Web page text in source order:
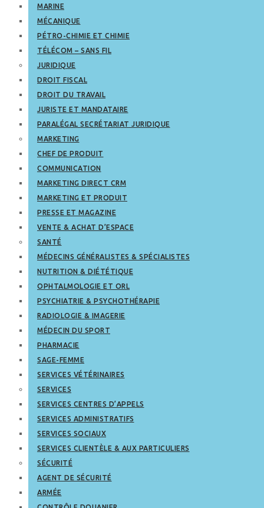
MARINE
MÉCANIQUE
PÉTRO-CHIMIE ET CHIMIE
TÉLÉCOM – SANS FIL
JURIDIQUE
DROIT FISCAL
DROIT DU TRAVAIL
JURISTE ET MANDATAIRE
PARALÉGAL SECRÉTARIAT JURIDIQUE
MARKETING
CHEF DE PRODUIT
COMMUNICATION
MARKETING DIRECT CRM
MARKETING ET PRODUIT
PRESSE ET MAGAZINE
VENTE & ACHAT D’ESPACE
SANTÉ
MÉDECINS GÉNÉRALISTES & SPÉCIALISTES
NUTRITION & DIÉTÉTIQUE
OPHTALMOLOGIE ET ORL
PSYCHIATRIE & PSYCHOTHÉRAPIE
RADIOLOGIE & IMAGERIE
MÉDECIN DU SPORT
PHARMACIE
SAGE-FEMME
SERVICES VÉTÉRINAIRES
SERVICES
SERVICES CENTRES D’APPELS
SERVICES ADMINISTRATIFS
SERVICES SOCIAUX
SERVICES CLIENTÈLE & AUX PARTICULIERS
SÉCURITÉ
AGENT DE SÉCURITÉ
ARMÉE